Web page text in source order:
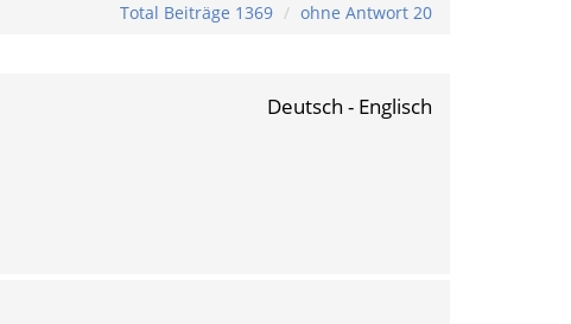
Total Beiträge 1369 ohne Antwort 20
Deutsch - Englisch